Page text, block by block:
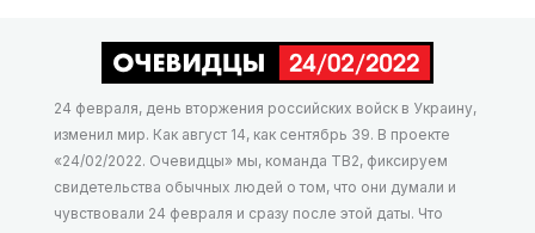
24 февраля, день вторжения российских войск в Украину,
изменил мир. Как август 14, как сентябрь 39. В проекте
«24/02/2022. Очевидцы» мы, команда ТВ2, фиксируем
свидетельства обычных людей о том, что они думали и
чувствовали 24 февраля и сразу после этой даты. Что